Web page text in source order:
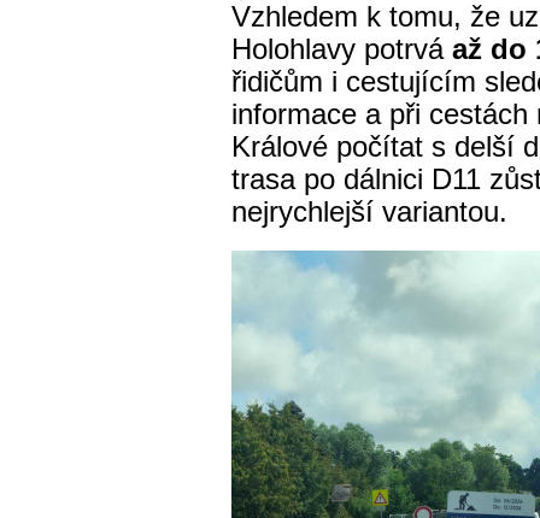
Vzhledem k tomu, že
Holohlavy potrvá až do
řidičům i cestujícím
informace a při
Králové počítat s delší
trasa po dálnici D11
nejrychlejší variantou.